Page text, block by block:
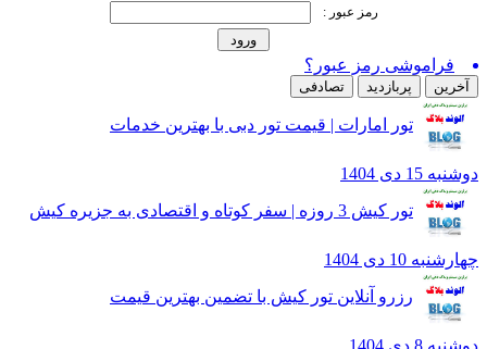
رمز عبور :
فراموشی رمز عبور؟
پربازدید تصادفی
تور امارات | قیمت تور دبی با بهترین خدمات
دی 1404
تور کیش 3 روزه | سفر کوتاه و اقتصادی به جزیره کیش
10 دی 1404
رزرو آنلاین تور کیش با تضمین بهترین قیمت